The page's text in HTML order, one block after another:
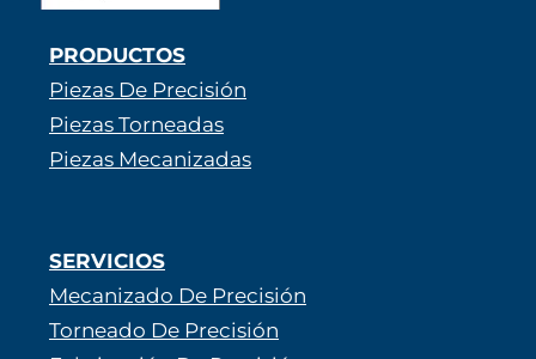
PRODUCTOS
Piezas De Precisión
Piezas Torneadas
Piezas Mecanizadas
SERVICIOS
Mecanizado De Precisión
Torneado De Precisión